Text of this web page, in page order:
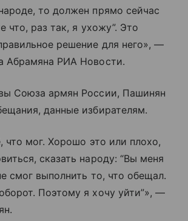
то должен прямо сейчас
что, раз так, я ухожу”. Это
решение для него», —
Абрамяна РИА Новости.
Союза армян России, Пашинян
данные избирателям.
что мог. Хорошо это или плохо,
сказать народу: “Вы меня
смог выполнить то, что обещал.
Поэтому я хочу уйти”», —